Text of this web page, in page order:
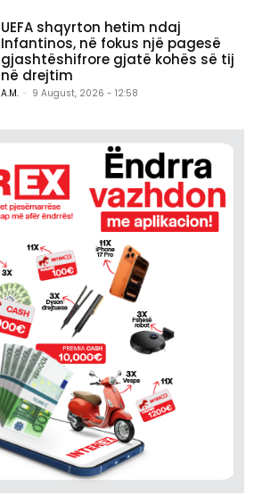
UEFA shqyrton hetim ndaj
Infantinos, në fokus një pagesë
gjashtëshifrore gjatë kohës së tij
në drejtim
A.M. - 9 August, 2026 - 12:58